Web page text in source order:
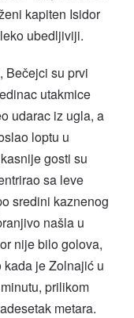
kapiten Isidor
ubedljiviji.
Bečejci su prvi
utakmice
udarac iz ugla, a
loptu u
gosti su
sa leve
sredini kaznenog
našla u
nije bilo golova,
je Zolnajić u
prilikom
metara.